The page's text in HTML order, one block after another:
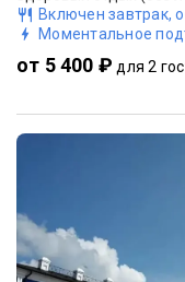
Включен завтрак,
Моментальное
от 5 400 ₽ для 2